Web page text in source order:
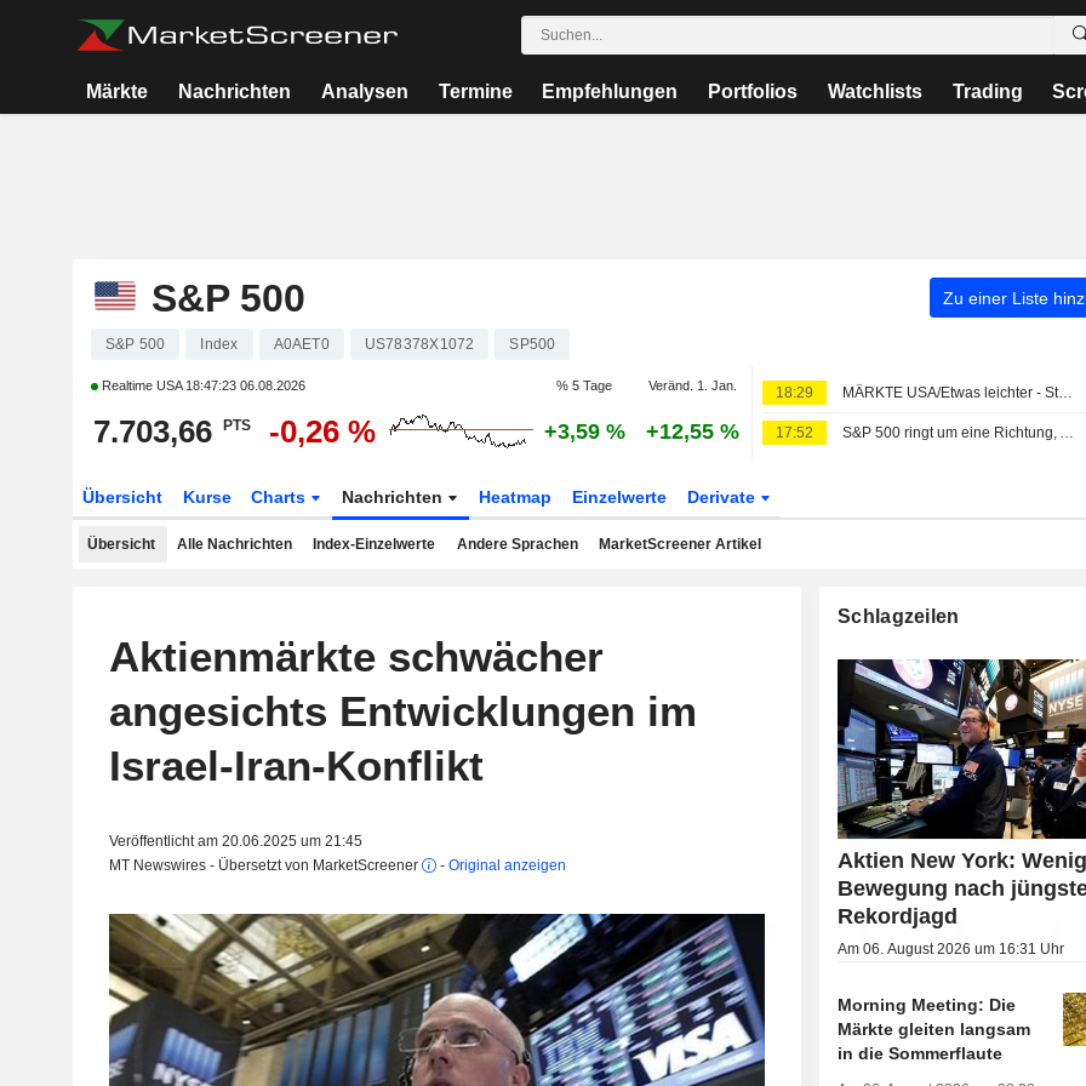
Märkte Nachrichten Analysen Termine Empfehlungen Portfolios Watchlists Trading
S&P 500 Zu einer Liste
S&P 500 Index A0AET0 US78378X1072 SP500
Realtime USA 18:47:23 06.08.2026 % 5 Tage Veränd. 1. Jan.
7.703,66 PTS -0,26 % +3,59 % +12,55 %
18:29 MÄRKTE USA/Etwas leichter - Steigende Marktzinsen belasten Aktien
17:52 S&P 500 ringt um eine Richtung, Anleger warten auf Nahost-Deal; Softwarewerte unter Druck
Übersicht Kurse Charts Nachrichten Heatmap Einzelwerte Derivate
Übersicht Alle Nachrichten Index-Einzelwerte Andere Sprachen MarketScreener Artikel
Aktienmärkte schwächer
angesichts Entwicklungen im
Israel-Iran-Konflikt
Veröffentlicht am 20.06.2025 um 21:45
MT Newswires - Übersetzt von MarketScreener
- Original anzeigen
Schlagzeilen
Aktien New York:
Bewegung nach
Rekordjagd
Am 06. August 2026 um 16:31 Uhr
Morning Meeting: Die
Märkte gleiten langsam
in die Sommerflaute